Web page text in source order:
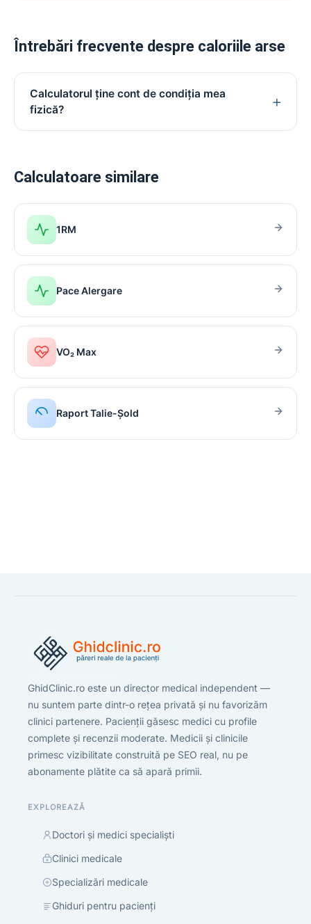
Întrebări frecvente despre caloriile arse
Calculatorul ține cont de condiția mea
fizică?
Calculatoare similare
1RM
Pace Alergare
VO₂ Max
Raport Talie-Șold
GhidClinic.ro este un director medical independent —
nu suntem parte dintr-o rețea privată și nu favorizăm
clinici partenere. Pacienții găsesc medici cu profile
complete și recenzii moderate. Medicii și clinicile
primesc vizibilitate construită pe SEO real, nu pe
abonamente plătite ca să apară primii.
EXPLOREAZĂ
Doctori și medici specialiști
Clinici medicale
Specializări medicale
Ghiduri pentru pacienți